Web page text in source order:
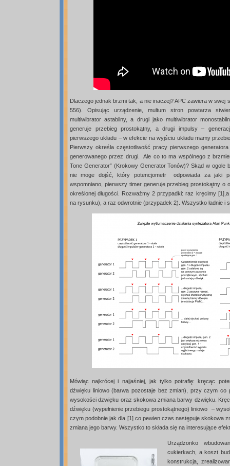
Dlaczego jednak brzmi tak, a nie inaczej? APC zawiera w swej
556). Opisując urządzenie, multum stron powtarza
multiwibrator astabilny, a drugi jako multiwibrator
generuje przebieg prostokątny, a drugi impulsy –
pierwszego układu – w efekcie na wyjściu układu mamy
Pierwszy określa częstotliwość pracy pierwszego
generowanego przez drugi. Ale co to ma wspólnego z
Tone Generator” (Krokowy Generator Tonów)? Skąd w ogole
nie moge dojść, który potencjometr odpowiada za jaki
wspomniano, pierwszy timer generuje przebieg prostokątny o
określonej długości. Rozważmy 2 przypadki: raz kręcimy
na rysunku), a raz odwrotnie (przypadek 2). Wszystko ładnie i
Mówiąc najkrócej i najjaśniej, jak tylko potrafię: kręcąc
dźwięku liniowo (barwa pozostaje bez zmian), przy czym co
wysokości dzwięku oraz skokowa zmiana barwy dzwięku.
dźwięku (wypełnienie przebiegu prostokątnego) liniowo –
czym podobnie jak dla [1] co pewien czas następuje skokowa
zmiana jego barwy. Wszystko to składa się na interesujące
Urządzonko
cukierkach, a koszt
konstrukcja,